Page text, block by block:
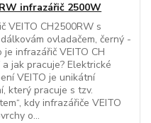
infrazářič 2500W
VEITO CH2500RW s
ovladačem, černý -
infrazářič VEITO CH
jak pracuje? Elektrické
VEITO je unikátní
který pracuje s tzv.
kdy infrazářiče VEITO
o...